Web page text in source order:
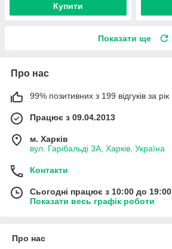
Купити
Показати ще
Про нас
99% позитивних з 199 відгуків за рік
Працює з 09.04.2013
м. Харків
вул. Гарібальді 3А, Харків, Україна
Контакти
Сьогодні працює з 10:00 до 19:00
Показати весь графік роботи
Про нас